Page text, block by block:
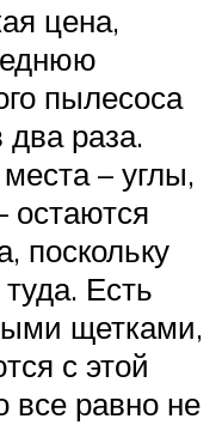
цена,
пылесоса
два раза.
– углы,
остаются
поскольку
Есть
щетками,
с этой
все равно не